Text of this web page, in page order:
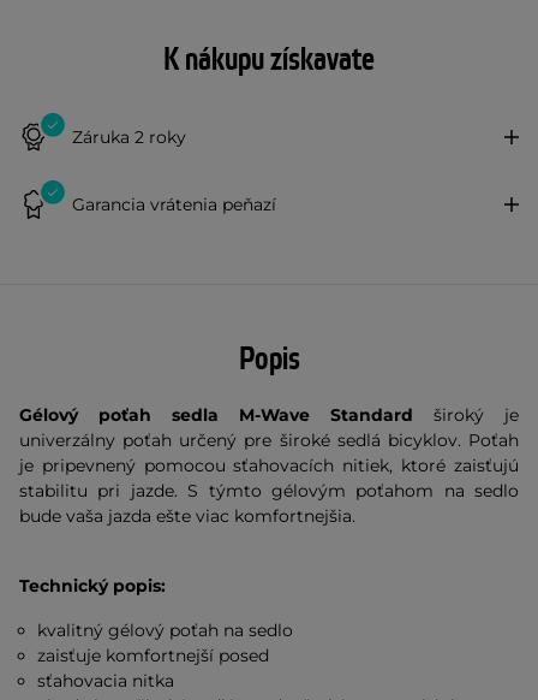
K nákupu získavate
Záruka 2 roky
Garancia vrátenia peňazí
Popis
Gélový poťah sedla M-Wave Standard široký je
univerzálny poťah určený pre široké sedlá bicyklov. Poťah
je pripevnený pomocou sťahovacích nitiek, ktoré zaisťujú
stabilitu pri jazde. S týmto gélovým poťahom na sedlo
bude vaša jazda ešte viac komfortnejšia.
Technický popis:
kvalitný gélový poťah na sedlo
zaisťuje komfortnejší posed
sťahovacia nitka